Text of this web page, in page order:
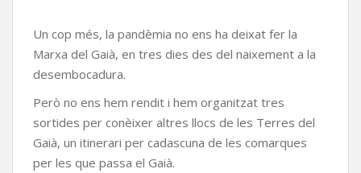
Un cop més, la pandèmia no ens ha deixat fer la
Marxa del Gaià, en tres dies des del naixement a la
desembocadura.
Però no ens hem rendit i hem organitzat tres
sortides per conèixer altres llocs de les Terres del
Gaià, un itinerari per cadascuna de les comarques
per les que passa el Gaià.